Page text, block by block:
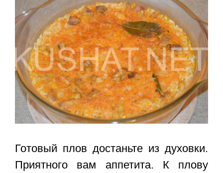
Готовый плов достаньте из духовки.
Приятного вам аппетита. К плову